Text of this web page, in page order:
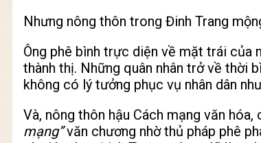
Nhưng nông thôn trong Đinh Trang
Ông phê bình trực diện về mặt trái của
thành thị. Những quân nhân trở về
không có lý tưởng phục vụ nhân dân
Và, nông thôn hậu Cách mạng văn
mạng”văn chương nhờ thủ pháp phê